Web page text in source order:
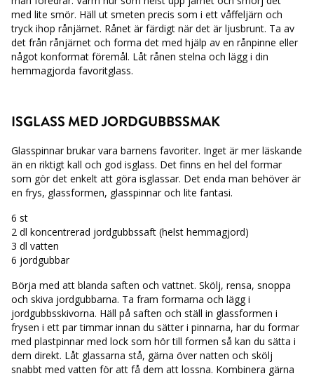
med lite smör. Häll ut smeten precis som i ett våffeljärn och
tryck ihop rånjärnet. Rånet är färdigt när det är ljusbrunt. Ta av
det från rånjärnet och forma det med hjälp av en rånpinne eller
något konformat föremål. Låt rånen stelna och lägg i din
hemmagjorda favoritglass.
ISGLASS MED JORDGUBBSSMAK
Glasspinnar brukar vara barnens favoriter. Inget är mer läskande
än en riktigt kall och god isglass. Det finns en hel del formar
som gör det enkelt att göra isglassar. Det enda man behöver är
en frys, glassformen, glasspinnar och lite fantasi.
6 st
2 dl koncentrerad jordgubbssaft (helst hemmagjord)
3 dl vatten
6 jordgubbar
Börja med att blanda saften och vattnet. Skölj, rensa, snoppa
och skiva jordgubbarna. Ta fram formarna och lägg i
jordgubbsskivorna. Häll på saften och ställ in glassformen i
frysen i ett par timmar innan du sätter i pinnarna, har du formar
med plastpinnar med lock som hör till formen så kan du sätta i
dem direkt. Låt glassarna stå, gärna över natten och skölj
snabbt med vatten för att få dem att lossna. Kombinera gärna